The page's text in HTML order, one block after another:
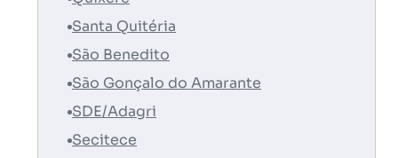
Santa Quitéria
São Benedito
São Gonçalo do Amarante
SDE/Adagri
Secitece